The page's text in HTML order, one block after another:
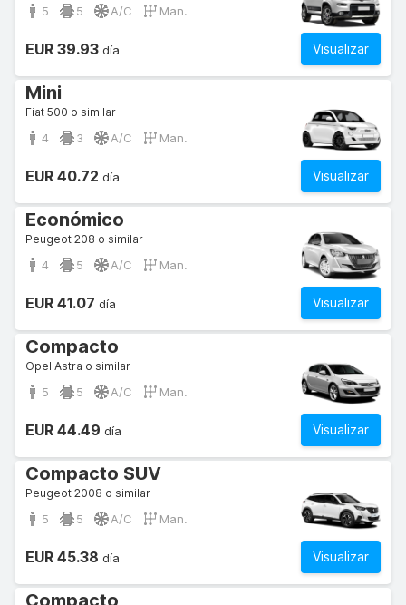
5 5 A/C Man.
Visualizar
EUR 39.93 día
Mini
Fiat 500 o similar
4 3 A/C Man.
Visualizar
EUR 40.72 día
Económico
Peugeot 208 o similar
4 5 A/C Man.
Visualizar
EUR 41.07 día
Compacto
Opel Astra o similar
5 5 A/C Man.
Visualizar
EUR 44.49 día
Compacto SUV
Peugeot 2008 o similar
5 5 A/C Man.
Visualizar
EUR 45.38 día
Compacto